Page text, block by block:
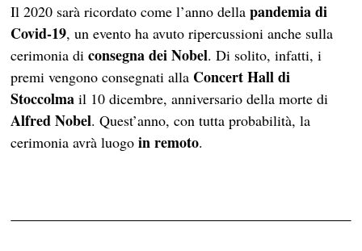
Il 2020 sarà ricordato come l’anno dellapandemia di
Covid-19, un evento ha avuto ripercussioni anche sulla
cerimonia diconsegna dei Nobel. Di solito, infatti, i
premi vengono consegnati alla Concert Hall di
Stoccolma il 10 dicembre, anniversario della morte di
Alfred Nobel. Quest’anno, con tutta probabilità, la
cerimonia avrà luogoin remoto.